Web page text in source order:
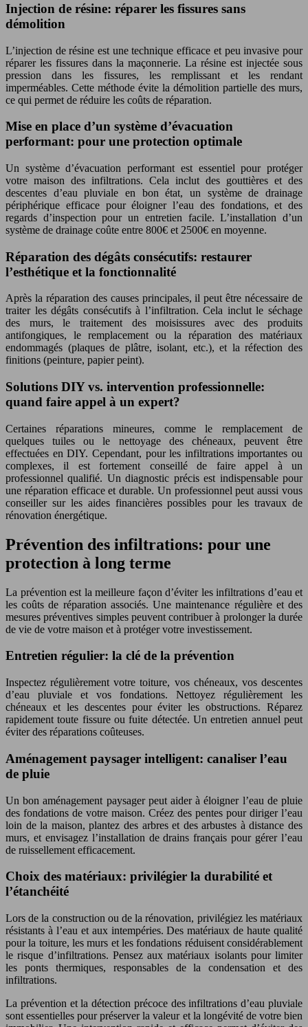
Injection de résine: réparer les fissures sans
démolition
L’injection de résine est une technique efficace et peu invasive pour
réparer les fissures dans la maçonnerie. La résine est injectée sous
pression dans les fissures, les remplissant et les rendant
imperméables. Cette méthode évite la démolition partielle des murs,
ce qui permet de réduire les coûts de réparation.
Mise en place d’un système d’évacuation
performant: pour une protection optimale
Un système d’évacuation performant est essentiel pour protéger
votre maison des infiltrations. Cela inclut des gouttières et des
descentes d’eau pluviale en bon état, un système de drainage
périphérique efficace pour éloigner l’eau des fondations, et des
regards d’inspection pour un entretien facile. L’installation d’un
système de drainage coûte entre 800€ et 2500€ en moyenne.
Réparation des dégâts consécutifs: restaurer
l’esthétique et la fonctionnalité
Après la réparation des causes principales, il peut être nécessaire de
traiter les dégâts consécutifs à l’infiltration. Cela inclut le séchage
des murs, le traitement des moisissures avec des produits
antifongiques, le remplacement ou la réparation des matériaux
endommagés (plaques de plâtre, isolant, etc.), et la réfection des
finitions (peinture, papier peint).
Solutions DIY vs. intervention professionnelle:
quand faire appel à un expert?
Certaines réparations mineures, comme le remplacement de
quelques tuiles ou le nettoyage des chéneaux, peuvent être
effectuées en DIY. Cependant, pour les infiltrations importantes ou
complexes, il est fortement conseillé de faire appel à un
professionnel qualifié. Un diagnostic précis est indispensable pour
une réparation efficace et durable. Un professionnel peut aussi vous
conseiller sur les aides financières possibles pour les travaux de
rénovation énergétique.
Prévention des infiltrations: pour une
protection à long terme
La prévention est la meilleure façon d’éviter les infiltrations d’eau et
les coûts de réparation associés. Une maintenance régulière et des
mesures préventives simples peuvent contribuer à prolonger la durée
de vie de votre maison et à protéger votre investissement.
Entretien régulier: la clé de la prévention
Inspectez régulièrement votre toiture, vos chéneaux, vos descentes
d’eau pluviale et vos fondations. Nettoyez régulièrement les
chéneaux et les descentes pour éviter les obstructions. Réparez
rapidement toute fissure ou fuite détectée. Un entretien annuel peut
éviter des réparations coûteuses.
Aménagement paysager intelligent: canaliser l’eau
de pluie
Un bon aménagement paysager peut aider à éloigner l’eau de pluie
des fondations de votre maison. Créez des pentes pour diriger l’eau
loin de la maison, plantez des arbres et des arbustes à distance des
murs, et envisagez l’installation de drains français pour gérer l’eau
de ruissellement efficacement.
Choix des matériaux: privilégier la durabilité et
l’étanchéité
Lors de la construction ou de la rénovation, privilégiez les matériaux
résistants à l’eau et aux intempéries. Des matériaux de haute qualité
pour la toiture, les murs et les fondations réduisent considérablement
le risque d’infiltrations. Pensez aux matériaux isolants pour limiter
les ponts thermiques, responsables de la condensation et des
infiltrations.
La prévention et la détection précoce des infiltrations d’eau pluviale
sont essentielles pour préserver la valeur et la longévité de votre bien